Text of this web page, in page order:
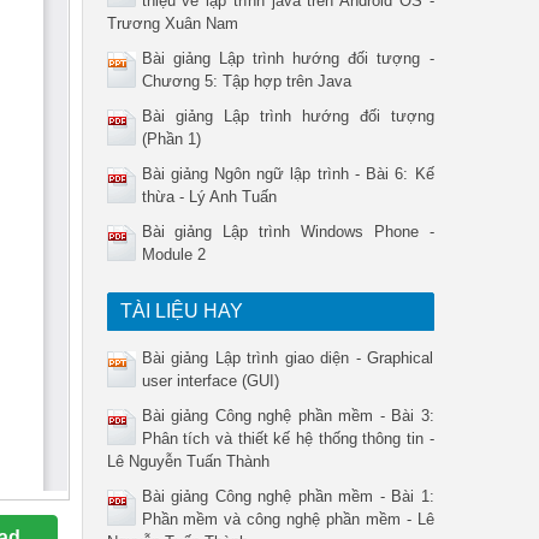
Trương Xuân Nam
Bài giảng Lập trình hướng đối tượng -
Chương 5: Tập hợp trên Java
Bài giảng Lập trình hướng đối tượng
(Phần 1)
Bài giảng Ngôn ngữ lập trình - Bài 6: Kế
thừa - Lý Anh Tuấn
Bài giảng Lập trình Windows Phone -
Module 2
TÀI LIỆU HAY
Bài giảng Lập trình giao diện - Graphical
user interface (GUI)
Bài giảng Công nghệ phần mềm - Bài 3:
Phân tích và thiết kế hệ thống thông tin -
Lê Nguyễn Tuấn Thành
Bài giảng Công nghệ phần mềm - Bài 1:
Phần mềm và công nghệ phần mềm - Lê